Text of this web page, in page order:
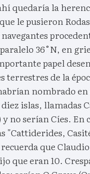
quedaría la
le pusieron
36˚N, en
papel
terrestres de la
nombrado en
islas, llamadas
y no serían Cíes. En
"Cattiderides,
que
que eran 10.